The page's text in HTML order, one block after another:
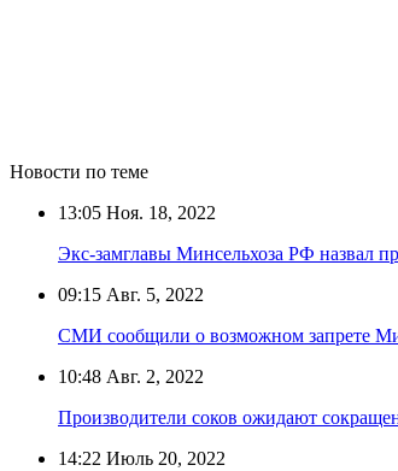
Новости по теме
13:05 Ноя. 18, 2022
Экс-замглавы Минсельхоза РФ назвал
09:15 Авг. 5, 2022
СМИ сообщили о возможном запрете
10:48 Авг. 2, 2022
Производители соков ожидают
14:22 Июль 20, 2022